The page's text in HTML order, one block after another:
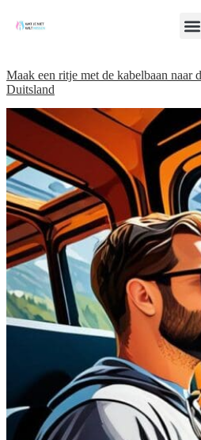
Maak een ritje met de kabelbaan naar
Duitsland